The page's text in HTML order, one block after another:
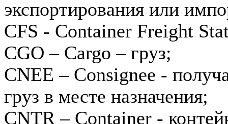
экспортирования или
CFS - Container Freight
CGO – Cargo – груз;
CNEE – Consignee -
груз в месте назначения;
CNTR – Container -